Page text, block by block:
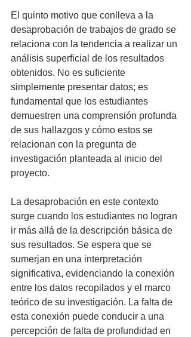
El quinto motivo que conlleva a la
desaprobación de trabajos de grado se
relaciona con la tendencia a realizar un
análisis superficial de los resultados
obtenidos. No es suficiente
simplemente presentar datos; es
fundamental que los estudiantes
demuestren una comprensión profunda
de sus hallazgos y cómo estos se
relacionan con la pregunta de
investigación planteada al inicio del
proyecto.
La desaprobación en este contexto
surge cuando los estudiantes no logran
ir más allá de la descripción básica de
sus resultados. Se espera que se
sumerjan en una interpretación
significativa, evidenciando la conexión
entre los datos recopilados y el marco
teórico de su investigación. La falta de
esta conexión puede conducir a una
percepción de falta de profundidad en